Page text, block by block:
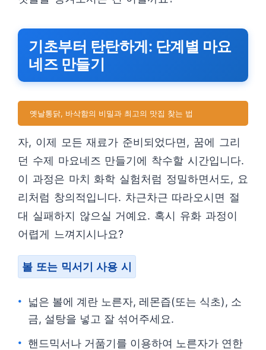
기초부터 탄탄하게: 단계별 마요
네즈 만들기
옛날통닭, 바삭함의 비밀과 최고의 맛집 찾는 법
자, 이제 모든 재료가 준비되었다면, 꿈에 그리
던 수제 마요네즈 만들기에 착수할 시간입니다.
이 과정은 마치 화학 실험처럼 정밀하면서도, 요
리처럼 창의적입니다. 차근차근 따라오시면 절
대 실패하지 않으실 거예요. 혹시 유화 과정이
어렵게 느껴지시나요?
볼 또는 믹서기 사용 시
넓은 볼에 계란 노른자, 레몬즙(또는 식초), 소
금, 설탕을 넣고 잘 섞어주세요.
핸드믹서나 거품기를 이용하여 노른자가 연한